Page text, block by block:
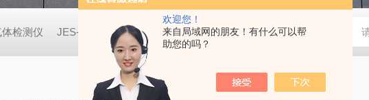
欢迎您！
来自局域网的朋友！有什么可以帮
助您的吗？
检测仪 JES-MS400W-CO2二氧化碳气体检测仪 JES-MS400W-C2H8N2